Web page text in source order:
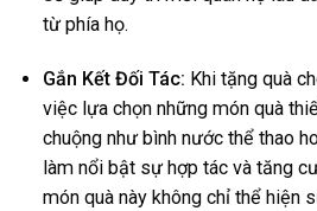
từ phía họ.
Gắn Kết Đối Tác: Khi tặng quà
việc lựa chọn những món quà
chuộng như bình nước thể thao
làm nổi bật sự hợp tác và tăng
món quà này không chỉ thể hiện